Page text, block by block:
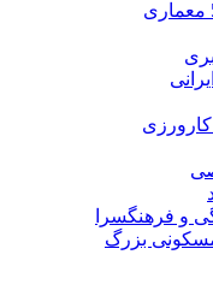
و فرهنگسرا
بزرگ